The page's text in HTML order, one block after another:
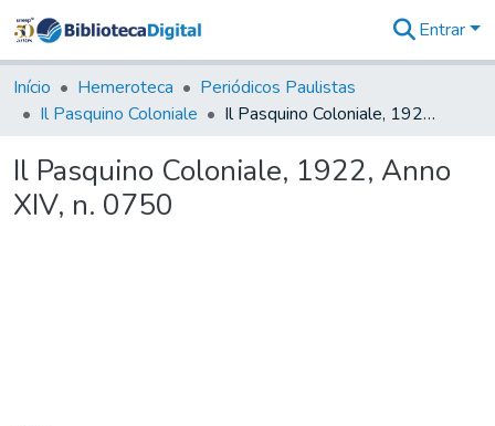
&
Coleções
Tudo na
Digital
Entrar
Início Hemeroteca
Periódicos Paulistas
Il Pasquino Coloniale
Il Pasquino Coloniale, 1922, Anno XIV, n. 0750
Il Pasquino Coloniale, 1922, Anno
XIV, n. 0750